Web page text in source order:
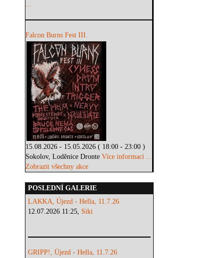
...
Falcon Burns Fest III.
15.08.2026 - 15.05.2026 ( 18:00 - 23:00 )
Sokolov, Loděnice DronteVíce informací ...
Zobrazit všechny akce
POSLEDNÍ GALERIE
LAKKA, Újezd - Hella, 11.7.26
12.07.2026 11:25, Siki
GRIPP!, Újezd - Hella, 11.7.26